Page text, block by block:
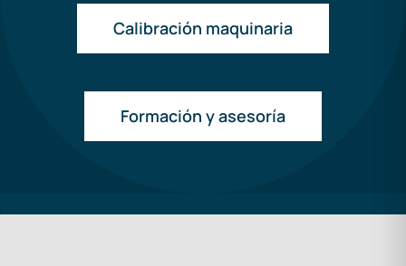
Calibración maquinaria
Formación y asesoría